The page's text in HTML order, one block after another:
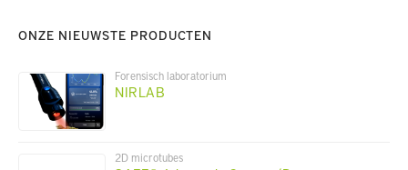
ONZE NIEUWSTE PRODUCTEN
Forensisch laboratorium
NIRLAB
2D microtubes